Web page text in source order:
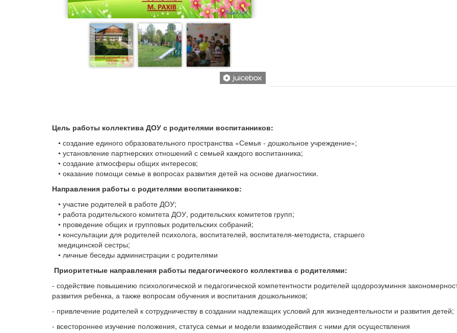
Цель работы коллектива ДОУ с родителями воспитанников:
• создание единого образовательного пространства «Семья - дошкольное учреждение»;
• установление партнерских отношений с семьей каждого воспитанника;
• создание атмосферы общих интересов;
• оказание помощи семье в вопросах развития детей на основе диагностики.
Направления работы с родителями воспитанников:
• участие родителей в работе ДОУ;
• работа родительского комитета ДОУ, родительских комитетов групп;
• проведение общих и групповых родительских собраний;
• консультации для родителей психолога, воспитателей, воспитателя-методиста, старшего
медицинской сестры;
• личные беседы администрации с родителями
Приоритетные направления работы педагогического коллектива с родителями:
- содействие повышению психологической и педагогической компетентности родителей щодорозуминня
развития ребенка, а также вопросам обучения и воспитания дошкольников;
- привлечение родителей к сотрудничеству в создании надлежащих условий для жизнедеятельности и развития детей;
- всестороннее изучение положения, статуса семьи и модели взаимодействия с ними для осуществления